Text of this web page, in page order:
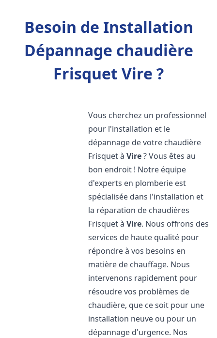
Besoin de Installation
Dépannage chaudière
Frisquet Vire ?
Vous cherchez un professionnel
pour l'installation et le
dépannage de votre chaudière
Frisquet àVire? Vous êtes au
bon endroit ! Notre équipe
d'experts en plomberie est
spécialisée dans l'installation et
la réparation de chaudières
Frisquet àVire. Nous offrons des
services de haute qualité pour
répondre à vos besoins en
matière de chauffage. Nous
intervenons rapidement pour
résoudre vos problèmes de
chaudière, que ce soit pour une
installation neuve ou pour un
dépannage d'urgence. Nos